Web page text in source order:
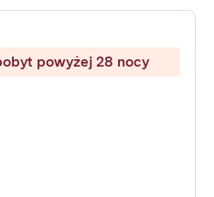
powyżej 28 nocy